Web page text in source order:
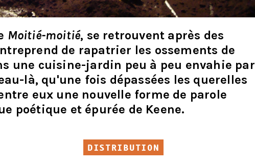
Moitié-moitié, se retrouvent après des
de rapatrier les ossements de
une cuisine-jardin peu à peu envahie par
là, qu'une fois dépassées les querelles
eux une nouvelle forme de parole
poétique et épurée de Keene.
DISTRIBUTION